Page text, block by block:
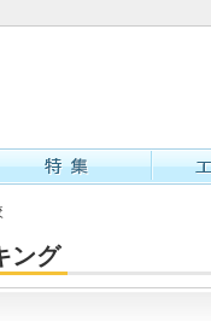
ング